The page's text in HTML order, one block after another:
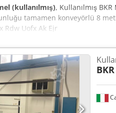
(kullanılmış), Kullanılmış
tamamen konveyörlü 8
Rdw Uofx Ak Ejr
BKR